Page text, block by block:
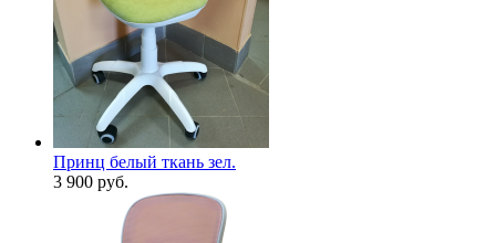
Принц белый ткань зел.
3 900 руб.